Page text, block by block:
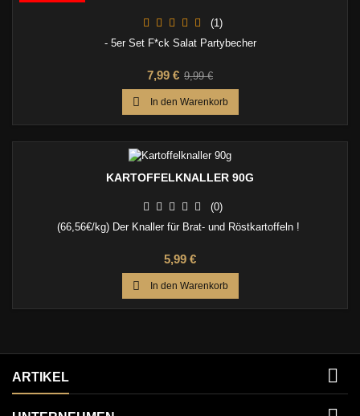
(1)
- 5er Set F*ck Salat Partybecher
Preis
7,99 € Verkaufspreis
9,99 €
 In den Warenkorb
KARTOFFELKNALLER 90G
(0)
(66,56€/kg) Der Knaller für Brat- und Röstkartoffeln !
Preis
5,99 €
 In den Warenkorb
ARTIKEL 